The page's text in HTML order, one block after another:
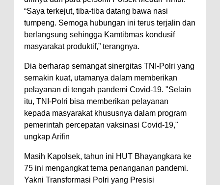
“Saya terkejut, tiba-tiba datang bawa nasi
tumpeng. Semoga hubungan ini terus terjalin dan
berlangsung sehingga Kamtibmas kondusif
masyarakat produktif,” terangnya.
Dia berharap semangat sinergitas TNI-Polri yang
semakin kuat, utamanya dalam memberikan
pelayanan di tengah pandemi Covid-19. "Selain
itu, TNI-Polri bisa memberikan pelayanan
kepada masyarakat khususnya dalam program
pemerintah percepatan vaksinasi Covid-19,"
ungkap Arifin
Masih Kapolsek, tahun ini HUT Bhayangkara ke
75 ini mengangkat tema penanganan pandemi.
Yakni Transformasi Polri yang Presisi